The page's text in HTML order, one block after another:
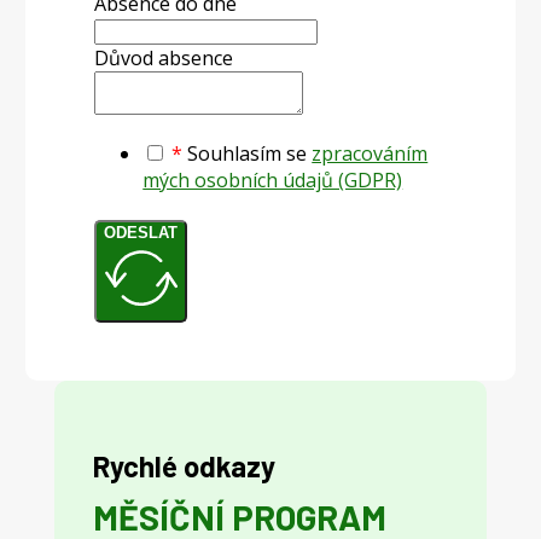
Důvod absence
* Souhlasím se zpracováním
mých osobních údajů (GDPR)
ODESLAT
Rychlé odkazy
MĚSÍČNÍ PROGRAM